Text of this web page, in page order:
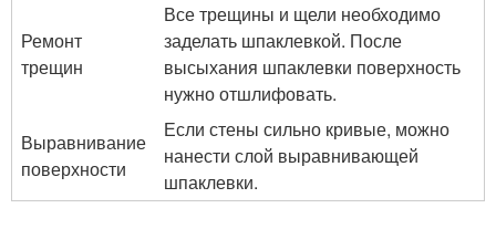
Ремонт
трещин
Все трещины и щели необходимо
заделать шпаклевкой. После
высыхания шпаклевки поверхность
нужно отшлифовать.
Выравнивание
поверхности
Если стены сильно кривые, можно
нанести слой выравнивающей
шпаклевки.